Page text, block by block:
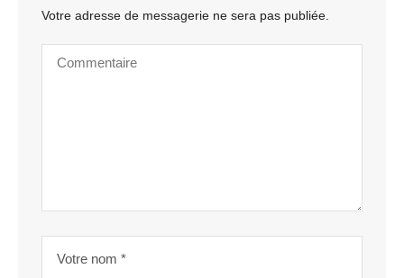
Votre adresse de messagerie ne sera pas publiée.